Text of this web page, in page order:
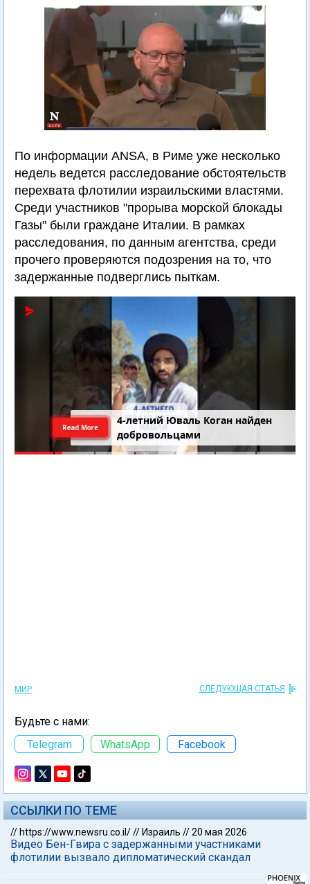
По информации ANSA, в Риме уже несколько
недель ведется расследование обстоятельств
перехвата флотилии израильскими властями.
Среди участников "прорыва морской блокады
Газы" были граждане Италии. В рамках
расследования, по данным агентства, среди
прочего проверяются подозрения на то, что
задержанные подверглись пыткам.
4-летний Юваль Коган найден
добровольцами
Read More
МИР СЛЕДУЮЩАЯ СТАТЬЯ
Будьте с нами:
Telegram
WhatsApp Facebook
ССЫЛКИ ПО ТЕМЕ
// https://www.newsru.co.il/// Израиль //20 мая 2026
Видео Бен-Гвира с задержанными участниками
флотилии вызвало дипломатический скандал